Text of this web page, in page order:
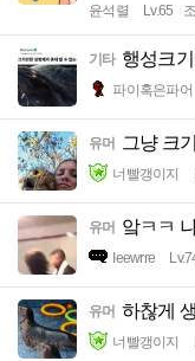
윤석렬 Lv.65
기타 행성크
파이혹은파어
유머 그냥 크
너빨갱이지
유머 앜ㅋㅋ
Ieewrre
유머 하찮게
너빨갱이지